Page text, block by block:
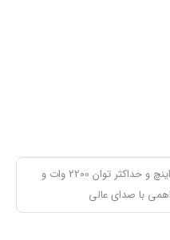
باند ساند بیس به شکل دایره با قطر 12 اینچ و حداکثر توان 2200 وات و